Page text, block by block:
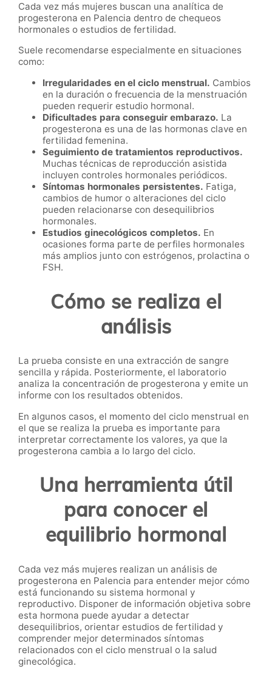
Cada vez más mujeres buscan una analítica de
progesterona en Palencia dentro de chequeos
hormonales o estudios de fertilidad.
Suele recomendarse especialmente en situaciones
como:
Irregularidades en el ciclo menstrual. Cambios
en la duración o frecuencia de la menstruación
pueden requerir estudio hormonal.
Dificultades para conseguir embarazo. La
progesterona es una de las hormonas clave en
fertilidad femenina.
Seguimiento de tratamientos reproductivos.
Muchas técnicas de reproducción asistida
incluyen controles hormonales periódicos.
Síntomas hormonales persistentes. Fatiga,
cambios de humor o alteraciones del ciclo
pueden relacionarse con desequilibrios
hormonales.
Estudios ginecológicos completos. En
ocasiones forma parte de perfiles hormonales
más amplios junto con estrógenos, prolactina o
FSH.
Cómo se realiza el
análisis
La prueba consiste en una extracción de sangre
sencilla y rápida. Posteriormente, el laboratorio
analiza la concentración de progesterona y emite un
informe con los resultados obtenidos.
En algunos casos, el momento del ciclo menstrual en
el que se realiza la prueba es importante para
interpretar correctamente los valores, ya que la
progesterona cambia a lo largo del ciclo.
Una herramienta útil
para conocer el
equilibrio hormonal
Cada vez más mujeres realizan un análisis de
progesterona en Palencia para entender mejor cómo
está funcionando su sistema hormonal y
reproductivo. Disponer de información objetiva sobre
esta hormona puede ayudar a detectar
desequilibrios, orientar estudios de fertilidad y
comprender mejor determinados síntomas
relacionados con el ciclo menstrual o la salud
ginecológica.